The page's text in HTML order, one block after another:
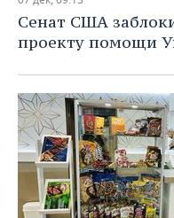
НЕФТЕХИМИЯ
НЕФТЬ
ЭНЕРГЕТИКА
РОЗНИЧНАЯ
ТРАНСПОРТ
УСЛУГИ
НОВОСТИ
IT
МЕДИА
НОВОСТИ
ВЫЕЗДНАЯ
БИЗНЕС-БРАНЧИ
ONLINE-
СПОРТ
НОВОСТИ СПОРТА
ФУТБОЛ
ХОККЕЙ
ОБЩЕСТВО
НОВОСТИ ОБЩЕСТВА
ВЛАСТЬ
ФОТОГАЛЕРЕЯ
СЮЖЕТЫ
Сенат США
проекту помощи